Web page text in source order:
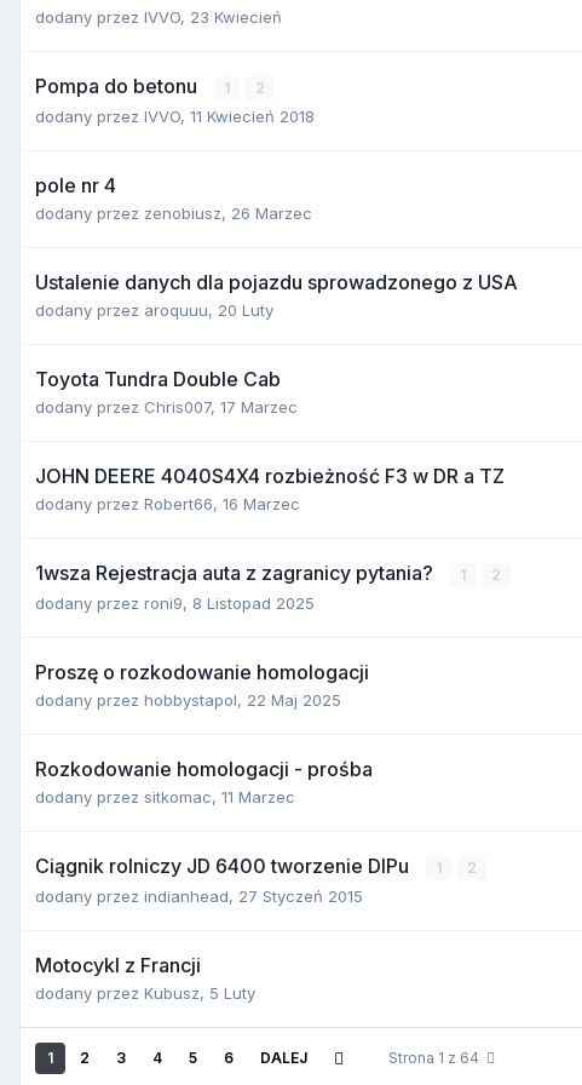
dodany przez IVVO, 23 Kwiecień
Pompa do betonu 1 2
dodany przez IVVO, 11 Kwiecień 2018
pole nr 4
dodany przez zenobiusz, 26 Marzec
Ustalenie danych dla pojazdu sprowadzonego z USA
dodany przez aroquuu, 20 Luty
Toyota Tundra Double Cab
dodany przez Chris007, 17 Marzec
JOHN DEERE 4040S4X4 rozbieżność F3 w DR a TZ
dodany przez Robert66, 16 Marzec
1wsza Rejestracja auta z zagranicy pytania? 1 2
dodany przez roni9, 8 Listopad 2025
Proszę o rozkodowanie homologacji
dodany przez hobbystapol, 22 Maj 2025
Rozkodowanie homologacji - prośba
dodany przez sitkomac, 11 Marzec
Ciągnik rolniczy JD 6400 tworzenie DIPu 1 2
dodany przez indianhead, 27 Styczeń 2015
Motocykl z Francji
dodany przez Kubusz, 5 Luty
1 2 3 4 5 6 DALEJ Strona 1 z 64